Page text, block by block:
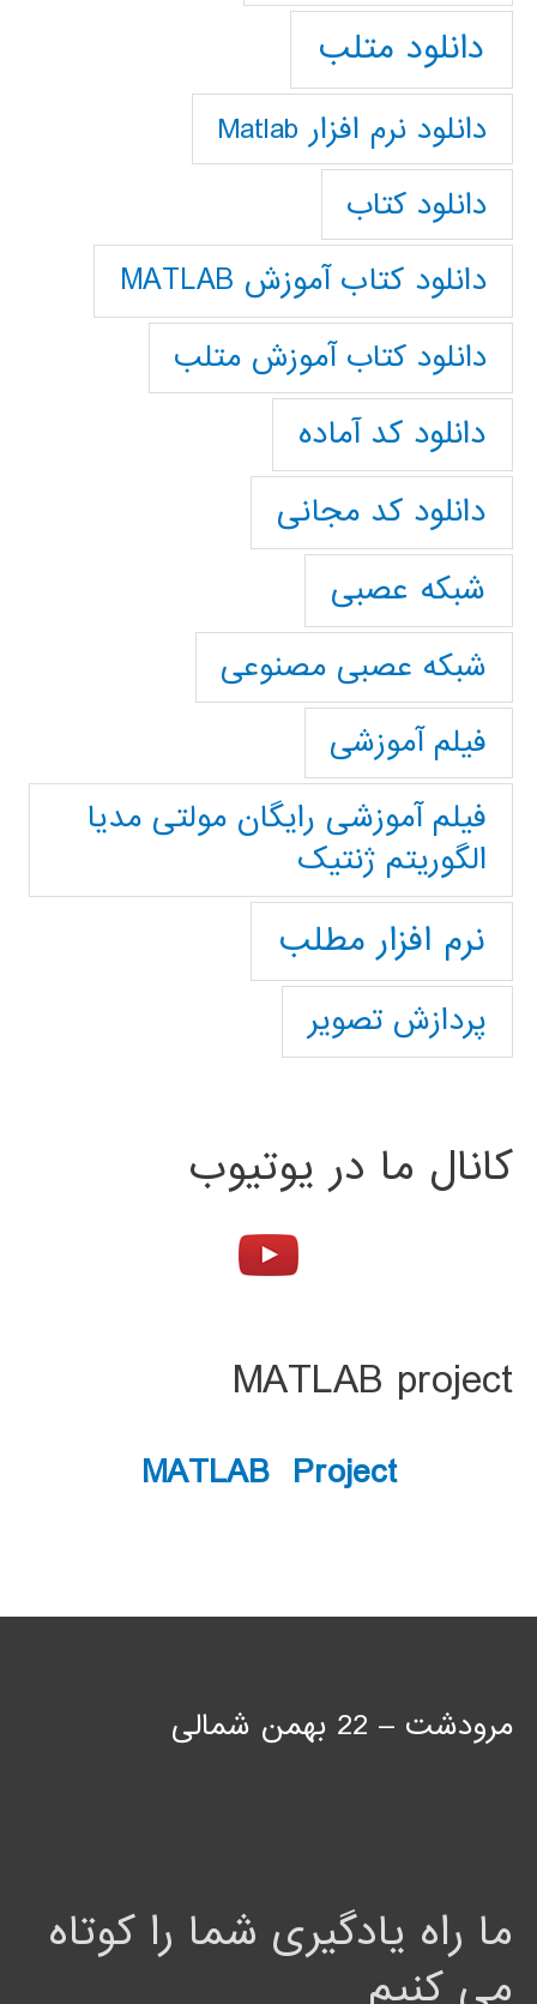
دانلود متلب
دانلود نرم افزار Matlab
دانلود کتاب
دانلود کتاب آموزش MATLAB
دانلود کتاب آموزش متلب
دانلود کد آماده
دانلود کد مجانی
شبکه عصبی
شبکه عصبی مصنوعی
فیلم آموزشی
فیلم آموزشی رایگان مولتی مدیا
الگوریتم ژنتیک
نرم افزار مطلب
پردازش تصویر
کانال ما در یوتیوب
MATLAB project
MATLAB Project
مرودشت – 22 بهمن شمالی
ما راه یادگیری شما را کوتاه
می کنیم